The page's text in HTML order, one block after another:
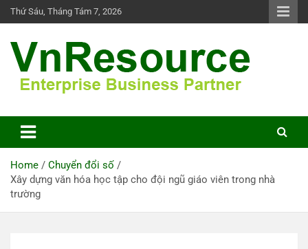
Skip
to
Thứ Sáu, Tháng Tám 7, 2026
VnResource Blog
Home
Chuyển đổi số
Xây dựng văn hóa học tập cho đội ngũ giáo viên trong nhà
trường